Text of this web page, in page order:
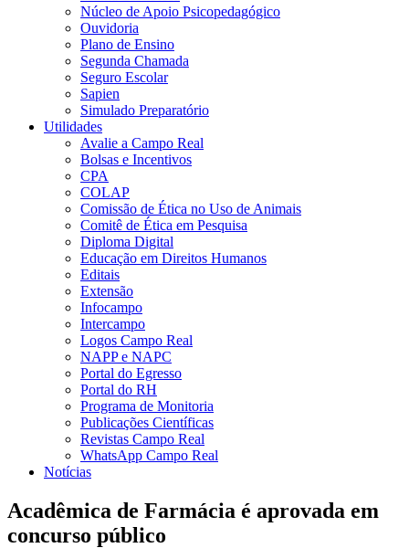
Núcleo de Apoio Psicopedagógico
Ouvidoria
Plano de Ensino
Segunda Chamada
Seguro Escolar
Sapien
Simulado Preparatório
Utilidades
Avalie a Campo Real
Bolsas e Incentivos
CPA
COLAP
Comissão de Ética no Uso de Animais
Comitê de Ética em Pesquisa
Diploma Digital
Educação em Direitos Humanos
Editais
Extensão
Infocampo
Intercampo
Logos Campo Real
NAPP e NAPC
Portal do Egresso
Portal do RH
Programa de Monitoria
Publicações Científicas
Revistas Campo Real
WhatsApp Campo Real
Notícias
Acadêmica de Farmácia é aprovada em
concurso público